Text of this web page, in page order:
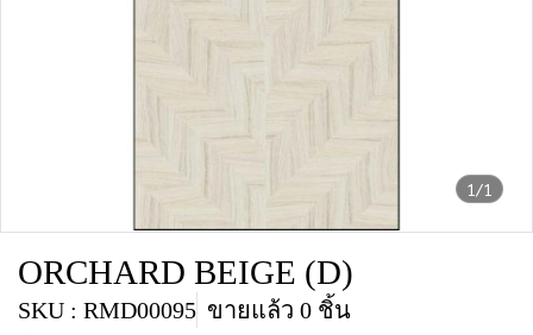
1/1
ORCHARD BEIGE (D)
SKU : RMD00095 ขายแล้ว 0 ชิ้น